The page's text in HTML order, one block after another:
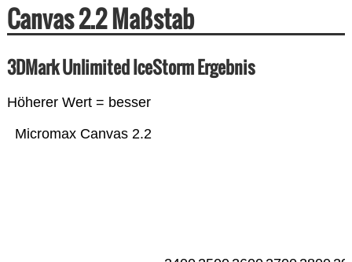
Canvas 2.2 Maßstab
3DMark Unlimited IceStorm Ergebnis
Höherer Wert = besser
Micromax Canvas 2.2